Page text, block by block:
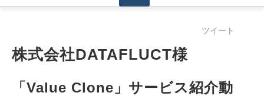
制作実績
セミナー
ツイート
株式会社DATAFLUCT様
「Value Clone」サービス紹介動